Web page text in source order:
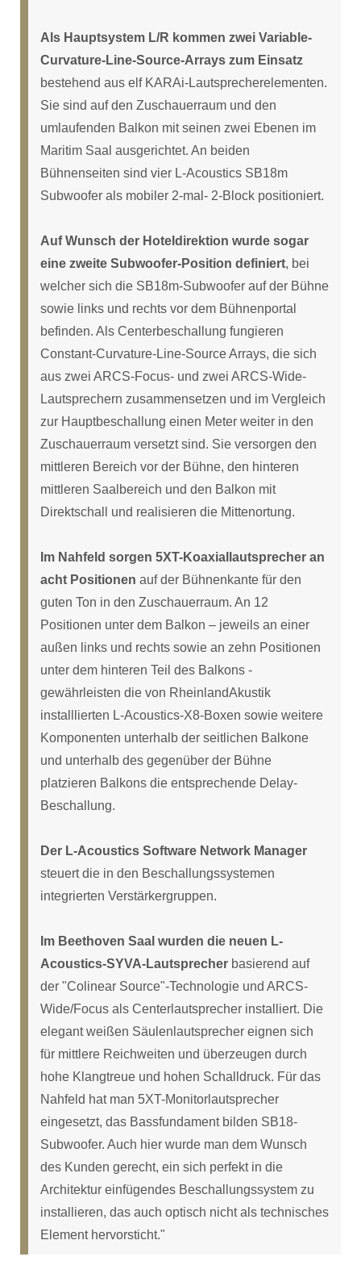
Als Hauptsystem L/R kommen zwei Variable-
Curvature-Line-Source-Arrays zum Einsatz
bestehend aus elf KARAi-Lautsprecherelementen.
Sie sind auf den Zuschauerraum und den
umlaufenden Balkon mit seinen zwei Ebenen im
Maritim Saal ausgerichtet. An beiden
Bühnenseiten sind vier L-Acoustics SB18m
Subwoofer als mobiler 2-mal- 2-Block positioniert.
Auf Wunsch der Hoteldirektion wurde sogar
eine zweite Subwoofer-Position definiert, bei
welcher sich die SB18m-Subwoofer auf der Bühne
sowie links und rechts vor dem Bühnenportal
befinden. Als Centerbeschallung fungieren
Constant-Curvature-Line-Source Arrays, die sich
aus zwei ARCS-Focus- und zwei ARCS-Wide-
Lautsprechern zusammensetzen und im Vergleich
zur Hauptbeschallung einen Meter weiter in den
Zuschauerraum versetzt sind. Sie versorgen den
mittleren Bereich vor der Bühne, den hinteren
mittleren Saalbereich und den Balkon mit
Direktschall und realisieren die Mittenortung.
Im Nahfeld sorgen 5XT-Koaxiallautsprecher an
acht Positionen auf der Bühnenkante für den
guten Ton in den Zuschauerraum. An 12
Positionen unter dem Balkon – jeweils an einer
außen links und rechts sowie an zehn Positionen
unter dem hinteren Teil des Balkons -
gewährleisten die von RheinlandAkustik
installlierten L-Acoustics-X8-Boxen sowie weitere
Komponenten unterhalb der seitlichen Balkone
und unterhalb des gegenüber der Bühne
platzieren Balkons die entsprechende Delay-
Beschallung.
Der L-Acoustics Software Network Manager
steuert die in den Beschallungssystemen
integrierten Verstärkergruppen.
Im Beethoven Saal wurden die neuen L-
Acoustics-SYVA-Lautsprecher basierend auf
der "Colinear Source"-Technologie und ARCS-
Wide/Focus als Centerlautsprecher installiert. Die
elegant weißen Säulenlautsprecher eignen sich
für mittlere Reichweiten und überzeugen durch
hohe Klangtreue und hohen Schalldruck. Für das
Nahfeld hat man 5XT-Monitorlautsprecher
eingesetzt, das Bassfundament bilden SB18-
Subwoofer. Auch hier wurde man dem Wunsch
des Kunden gerecht, ein sich perfekt in die
Architektur einfügendes Beschallungssystem zu
installieren, das auch optisch nicht als technisches
Element hervorsticht."